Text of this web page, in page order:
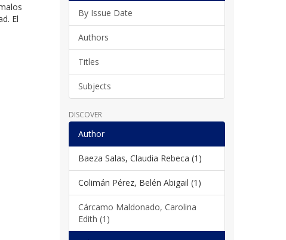
El
By Issue Date
Authors
Titles
Subjects
DISCOVER
Author
Baeza Salas, Claudia Rebeca (1)
Colimán Pérez, Belén Abigail (1)
Cárcamo Maldonado, Carolina
Edith (1)